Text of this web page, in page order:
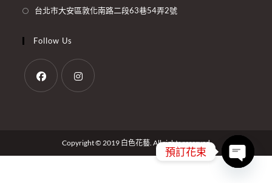
台北市大安區敦化南路二段63巷54弄2號
Follow Us
Copyright © 2019 白色花藝. All rights reserved
預訂花束